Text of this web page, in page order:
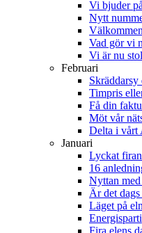
Vi bjuder
Nytt
Vad gör vi
Vi är nu
Februari
Skräddarsy
Timpris
Få din
Möt vår
Delta i vårt
Januari
Lyckat
16
Nyttan
Är det
Läget på
Fira elens